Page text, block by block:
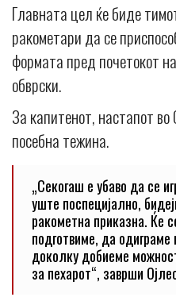
Главната цел ќе биде
ракометари да се
формата пред почетокот
обврски.
За капитенот, настапот
посебна тежина.
„Секогаш е убаво да се
уште поспецијално,
ракометна приказна. Ќе
подготвиме, да одиграме
доколку добиеме
за пехарот“, заврши